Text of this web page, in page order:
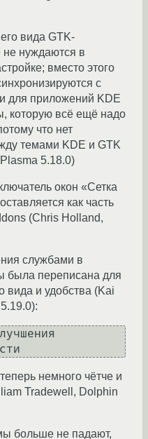
вида GTK-
нуждаются в
вместо этого
с
для приложений KDE
которую всё ещё надо
что нет
темами KDE и GTK
5.18.0)
окон «Сетка
как часть
(Chris Holland,
службами в
была переписана для
вида и удобства (Kai
немного чётче и
Tradewell, Dolphin
больше не падают,